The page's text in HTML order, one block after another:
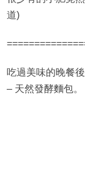
道)
吃過美味的晚餐
– 天然發酵麵包。